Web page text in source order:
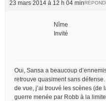
23 mars 2014 à 12 h 04 min
Nîme
Invité
Oui, Sansa a beaucoup
retrouve quasiment sans
de vue, j’ai trouvé les scènes (de
guerre menée par Robb à la